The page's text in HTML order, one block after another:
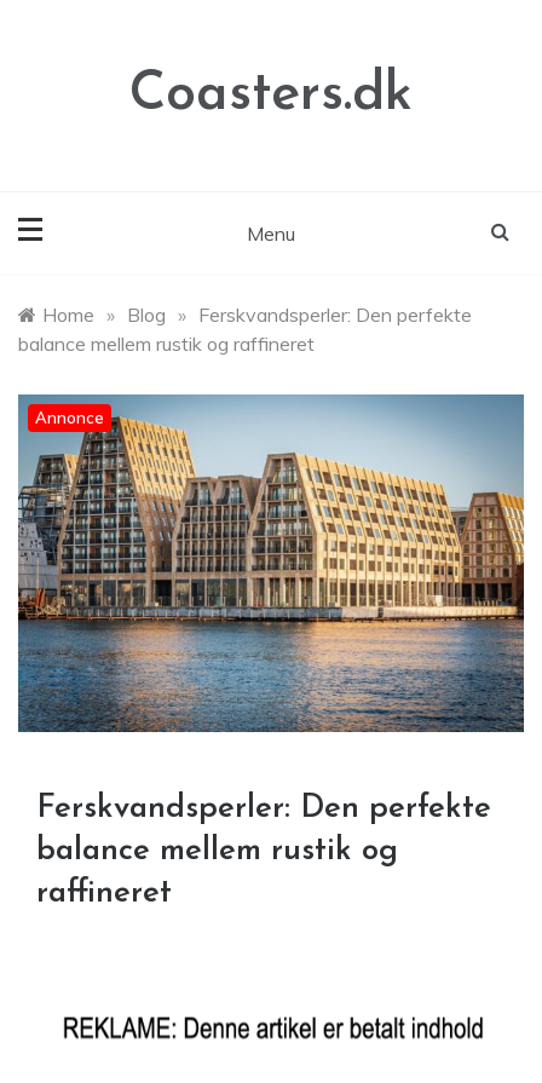
Coasters.dk
Menu
Home » Blog » Ferskvandsperler: Den perfekte
balance mellem rustik og raffineret
Annonce
Ferskvandsperler: Den perfekte
balance mellem rustik og
raffineret